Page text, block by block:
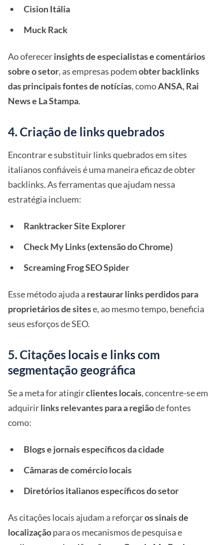
Cision Itália
Muck Rack
Ao oferecerinsights de especialistas e comentários
sobre o setor, as empresas podemobter backlinks
das principais fontes de notícias, comoANSA, Rai
News e La Stampa.
4. Criação de links quebrados
Encontrar e substituir links quebrados em sites
italianos confiáveis é uma maneira eficaz de obter
backlinks. As ferramentas que ajudam nessa
estratégia incluem:
Ranktracker Site Explorer
Check My Links (extensão do Chrome)
Screaming Frog SEO Spider
Esse método ajuda a restaurar links perdidos para
proprietários de sitese, ao mesmo tempo, beneficia
seus esforços de SEO.
5. Citações locais e links com
segmentação geográfica
Se a meta for atingirclientes locais, concentre-se em
adquirirlinks relevantes para a regiãode fontes
como:
Blogs e jornais específicos da cidade
Câmaras de comércio locais
Diretórios italianos específicos do setor
As citações locais ajudam a reforçaros sinais de
localizaçãopara os mecanismos de pesquisa e